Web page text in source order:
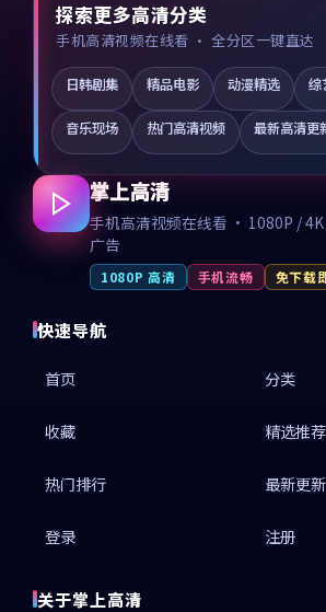
探索更多高清分类
手机高清视频在线看 · 全分区一键直达
日韩剧集 精品电影 动漫精选 综
音乐现场 热门高清视频 最新高清更
掌上高清
手机高清视频在线看 · 1080P /
广告
1080P 高清 手机流畅 免下载
快速导航
首页 分类
收藏 精选推荐
热门排行 最新更新
登录 注册
关于掌上高清